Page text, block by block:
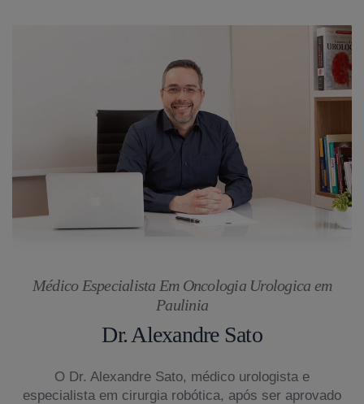
Médico Especialista Em Oncologia Urologica em
Paulinia
Dr. Alexandre Sato
O Dr. Alexandre Sato, médico urologista e
especialista em cirurgia robótica, após ser aprovado